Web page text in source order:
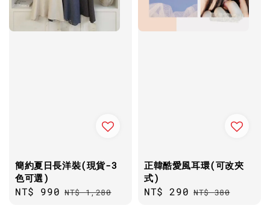
簡約夏日長洋裝(現貨-3
色可選)
Sale
NT$ 990 Regular
NT$ 1,280
正韓酷愛風耳環(可改夾
式)
Sale
NT$ 290 Regular
NT$ 380